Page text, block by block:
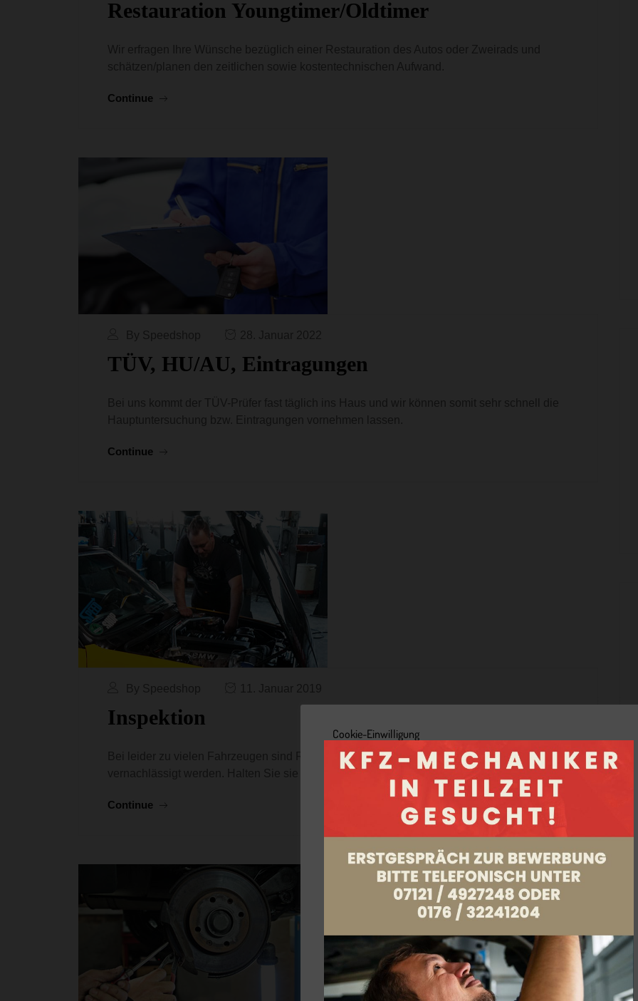
Restauration Youngtimer/Oldtimer
Continue
TÜV, HU/AU, Eintragungen
Continue
Inspektion
Bei leider zu vielen Fahrzeugen sind Reparaturkosten hoch, weil die Wartungsintervalle
vernachlässigt werden. Halten Sie sie ein und lassen Sie uns Ihr KFZ prüfen.
Continue
Cookie-Einwilligung
Wir setzen auf unserer Website Cookies ein. Einige von ihnen
sind notwendig, während andere nicht notwendig sind, uns
jedoch helfen unser Onlineangebot zu verbessern und
wirtschaftlich zu betreiben. Die Einwilligung umfasst alle
die mit Ihnen verbundene Speicherung von Informationen auf
Ihrem Endgerät sowie deren anschließendes Auslesen und die
folgende Verarbeitung personenbezogener Daten.
Indem Sie auf „Alle akzeptieren“ klicken, stimmen Sie der
Verwendung aller Cookies zu.
Indem Sie auf „Vorauswahl akzeptieren“ klicken, stimmen Sie
unserer Vorauswahl an Cookies zu.
Indem Sie auf „Alle ablehnen“ klicken, werden nur die
Um Ihre Auswahl zu ändern und die kategorisierte Auflistung
aller Cookies anzuzeigen, können Sie jederzeit die "Cookie-
Einstellungen" aufrufen und alle Cookie-Arten manuell nach
Ihren Bedürfnissen aktivieren oder deaktivieren.